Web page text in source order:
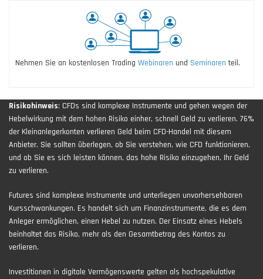
Nehmen Sie an kostenlosen Trading Webinaren und Seminaren teil.
Risikohinweis: CFDs sind komplexe Instrumente und gehen wegen der
Hebelwirkung mit dem hohen Risiko einher, schnell Geld zu verlieren. 76%
der Kleinanlegerkonten verlieren Geld beim CFD-Handel mit diesem
Anbieter. Sie sollten überlegen, ob Sie verstehen, wie CFD funktionieren,
und ob Sie es sich leisten können, das hohe Risiko einzugehen, Ihr Geld
zu verlieren.
Futures sind komplexe Instrumente und unterliegen unvorhersehbaren
Kursschwankungen. Es handelt sich um Finanzinstrumente, die es dem
Anleger ermöglichen, einen Hebel zu nutzen. Der Einsatz eines Hebels
beinhaltet das Risiko, mehr als den Gesamtbetrag des Kontos zu
verlieren.
Investitionen in digitale Vermögenswerte gelten als hochspekulative